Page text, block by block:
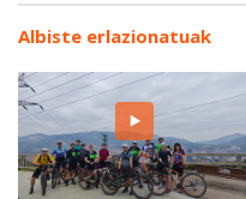
Albiste erlazionatuak